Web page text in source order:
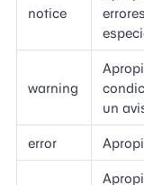
notice
warning
un
error